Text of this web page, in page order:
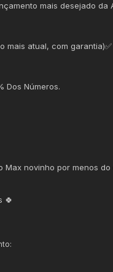
mais desejado da
mais atual, com garantia)✅
Dos Números.
Max novinho por menos do
🍀